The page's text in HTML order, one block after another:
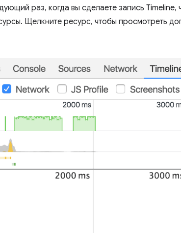
раз, когда вы сделаете запись Timeline,
Щелкните ресурс, чтобы просмотреть